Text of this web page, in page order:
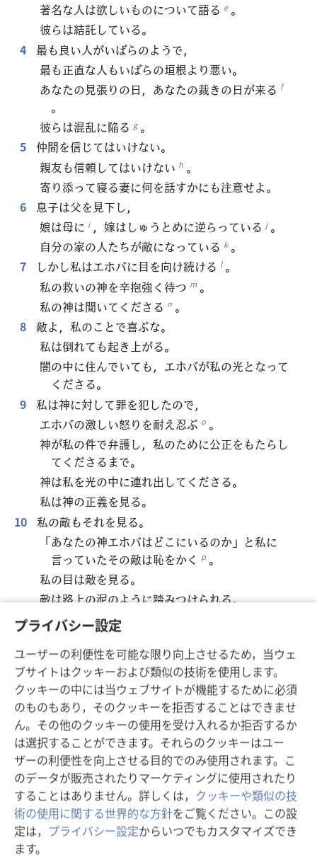
プライバシー設定
ユーザーの利便性を可能な限り向上させるため，当ウェ
ブサイトはクッキーおよび類似の技術を使用します。
クッキーの中には当ウェブサイトが機能するために必須
のものもあり，そのクッキーを拒否することはできませ
ん。その他のクッキーの使用を受け入れるか拒否するか
は選択することができます。それらのクッキーはユー
ザーの利便性を向上させる目的でのみ使用されます。こ
のデータが販売されたりマーケティングに使用されたり
することはありません。詳しくは， クッキーや類似の技
術の使用に関する世界的な方針をご覧ください。この設
定は， プライバシー設定からいつでもカスタマイズでき
ます。
著名な人は欲しいものについて語る e 。
彼らは結託している。
4
最も良い人がいばらのようで，
最も正直な人もいばらの垣根より悪い。
あなたの見張りの日，あなたの裁きの日が来る f
。
彼らは混乱に陥る g 。
5
仲間を信じてはいけない。
親友も信頼してはいけない h 。
寄り添って寝る妻に何を話すかにも注意せよ。
6
息子は父を見下し，
娘は母に i ，嫁はしゅうとめに逆らっている j 。
自分の家の人たちが敵になっている k 。
7
しかし私はエホバに目を向け続ける l 。
私の救いの神を辛抱強く待つ m 。
私の神は聞いてくださる n 。
8
敵よ，私のことで喜ぶな。
私は倒れても起き上がる。
闇の中に住んでいても，エホバが私の光となって
くださる。
9
私は神に対して罪を犯したので，
エホバの激しい怒りを耐え忍ぶ o 。
神が私の件で弁護し，私のために公正をもたらし
てくださるまで。
神は私を光の中に連れ出してくださる。
私は神の正義を見る。
10
私の敵もそれを見る。
「あなたの神エホバはどこにいるのか」と私に
言っていたその敵は恥をかく p 。
私の目は敵を見る。
敵は路上の泥のように踏みつけられる。
11 それはあなたの石の壁が築かれる日となる。
12その日，あなたのもとに人々がやって来る。
アッシリアやエジプトの町々から。
エジプトから川 * までの一帯から。
海から海まで，山から山までの所から q 。
13土地は住民たちのせいで荒れ果てる。
自分たちが行ったことの結果として。
14あなたのつえで世話してください。
あなたの民，あなたの財産である羊の群れを r 。
自分たちだけで森の中，果樹園の中に住んでいた
群れを。